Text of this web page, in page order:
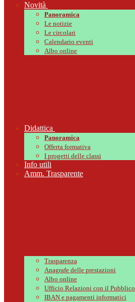
Novità
Panoramica
Le notizie
Le circolari
Calendario eventi
Albo online
Didattica
Panoramica
Offerta formativa
I progetti delle classi
Info utili
Amm. Trasparente
Trasparenza
Anagrafe delle prestazioni
Albo online
Ufficio Relazioni con il Pubblico
IBAN e pagamenti informatici